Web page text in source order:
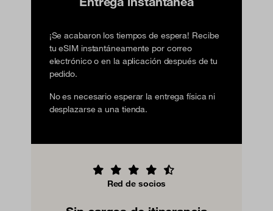
¡Se acabaron los tiempos de espera! Recibe
tu eSIM instantáneamente por correo
electrónico o en la aplicación después de tu
pedido.
No es necesario esperar la entrega física ni
desplazarse a una tienda.
Red de socios